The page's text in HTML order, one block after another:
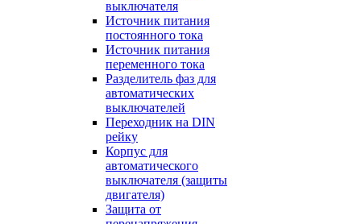
выключателя
Источник питания
постоянного тока
Источник питания
переменного тока
Разделитель фаз для
автоматических
выключателей
Переходник на DIN
рейку
Корпус для
автоматического
выключателя (защиты
двигателя)
Защита от